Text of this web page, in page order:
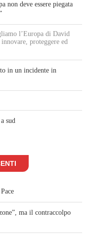
non deve essere piegata
l’Europa di David
proteggere ed
in un incidente in
sud
ma il contraccolpo